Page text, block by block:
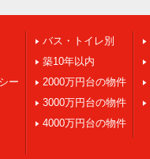
ー
バス・トイレ別
築10年以内
2000万円台の物件
3000万円台の物件
4000万円台の物件